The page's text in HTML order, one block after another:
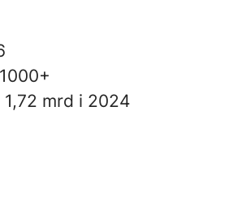
1000+
1,72 mrd i 2024